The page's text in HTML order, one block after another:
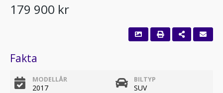
179 900 kr
Fakta
MODELLÅR
2017
BILTYP
SUV